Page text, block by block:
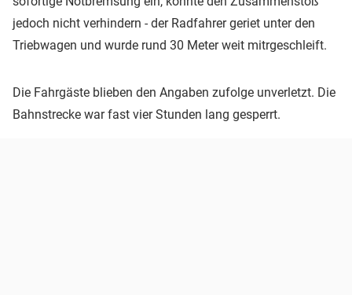
jedoch nicht verhindern - der Radfahrer geriet unter den
Triebwagen und wurde rund 30 Meter weit mitrgeschleift.
Die Fahrgäste blieben den Angaben zufolge unverletzt. Die
Bahnstrecke war fast vier Stunden lang gesperrt.